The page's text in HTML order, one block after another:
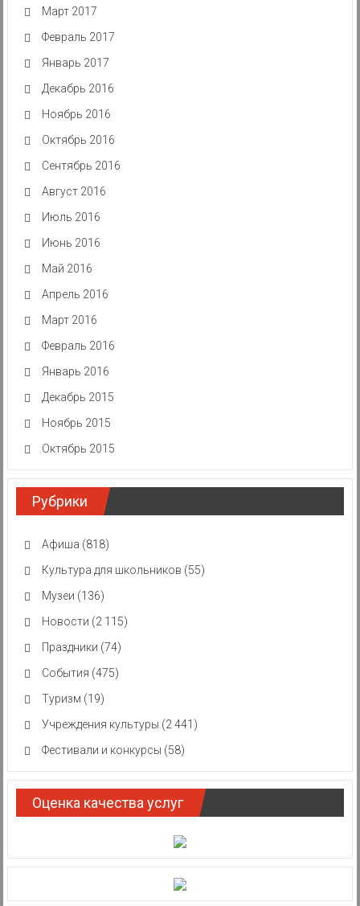
Март 2017
Февраль 2017
Январь 2017
Декабрь 2016
Ноябрь 2016
Октябрь 2016
Сентябрь 2016
Август 2016
Июль 2016
Июнь 2016
Май 2016
Апрель 2016
Март 2016
Февраль 2016
Январь 2016
Декабрь 2015
Ноябрь 2015
Октябрь 2015
Рубрики
Афиша (818)
Культура для школьников (55)
Музеи (136)
Новости (2 115)
Праздники (74)
События (475)
Туризм (19)
Учреждения культуры (2 441)
Фестивали и конкурсы (58)
Оценка качества услуг